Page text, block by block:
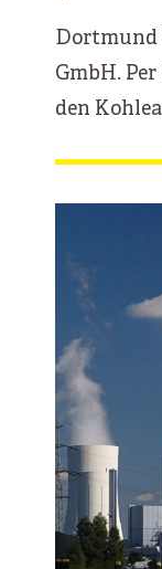
Dortmund
GmbH.
den